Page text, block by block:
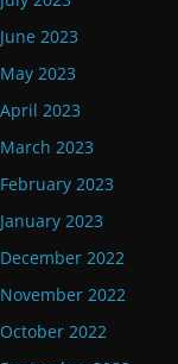
June 2023
May 2023
April 2023
March 2023
February 2023
January 2023
December 2022
November 2022
October 2022